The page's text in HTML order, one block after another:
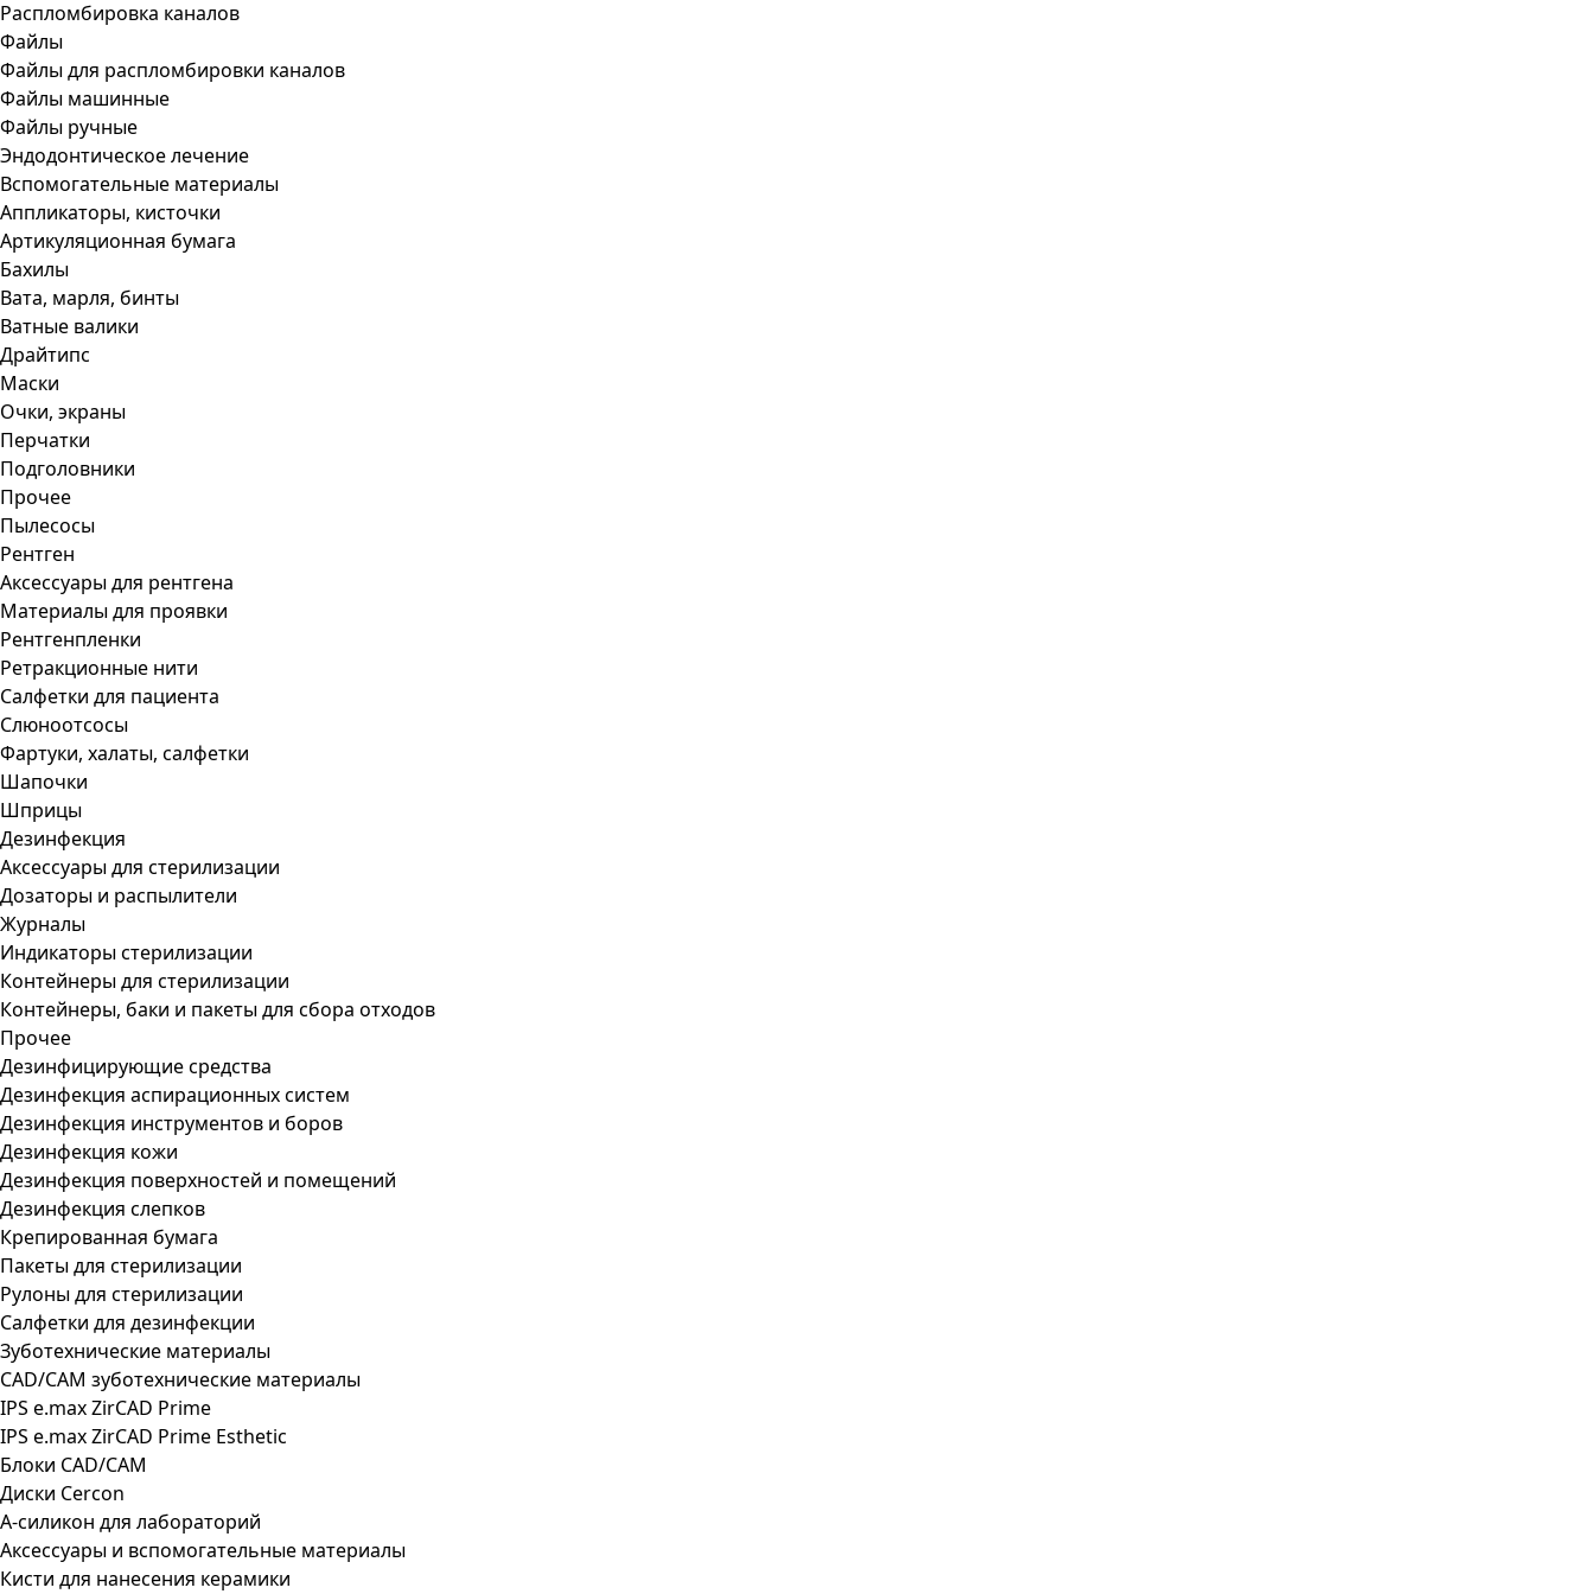
Распломбировка каналов
Файлы
Файлы для распломбировки каналов
Файлы машинные
Файлы ручные
Эндодонтическое лечение
Вспомогательные материалы
Аппликаторы, кисточки
Артикуляционная бумага
Бахилы
Вата, марля, бинты
Ватные валики
Драйтипс
Маски
Очки, экраны
Перчатки
Подголовники
Прочее
Пылесосы
Рентген
Аксессуары для рентгена
Материалы для проявки
Рентгенпленки
Ретракционные нити
Салфетки для пациента
Слюноотсосы
Фартуки, халаты, салфетки
Шапочки
Шприцы
Дезинфекция
Аксессуары для стерилизации
Дозаторы и распылители
Журналы
Индикаторы стерилизации
Контейнеры для стерилизации
Контейнеры, баки и пакеты для сбора отходов
Прочее
Дезинфицирующие средства
Дезинфекция аспирационных систем
Дезинфекция инструментов и боров
Дезинфекция кожи
Дезинфекция поверхностей и помещений
Дезинфекция слепков
Крепированная бумага
Пакеты для стерилизации
Рулоны для стерилизации
Салфетки для дезинфекции
Зуботехнические материалы
CAD/CAM зуботехнические материалы
IPS e.max ZirCAD Prime
IPS e.max ZirCAD Prime Esthetic
Блоки CAD/CAM
Диски Cercon
А-силикон для лабораторий
Аксессуары и вспомогательные материалы
Кисти для нанесения керамики